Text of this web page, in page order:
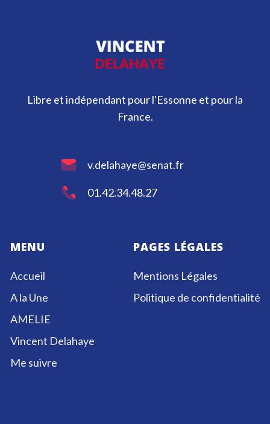
Libre et indépendant pour l'Essonne et pour la
France.
v.delahaye@senat.fr
01.42.34.48.27
MENU
Accueil
A la Une
AMELIE
Vincent Delahaye
Me suivre
PAGES LÉGALES
Mentions Légales
Politique de confidentialité